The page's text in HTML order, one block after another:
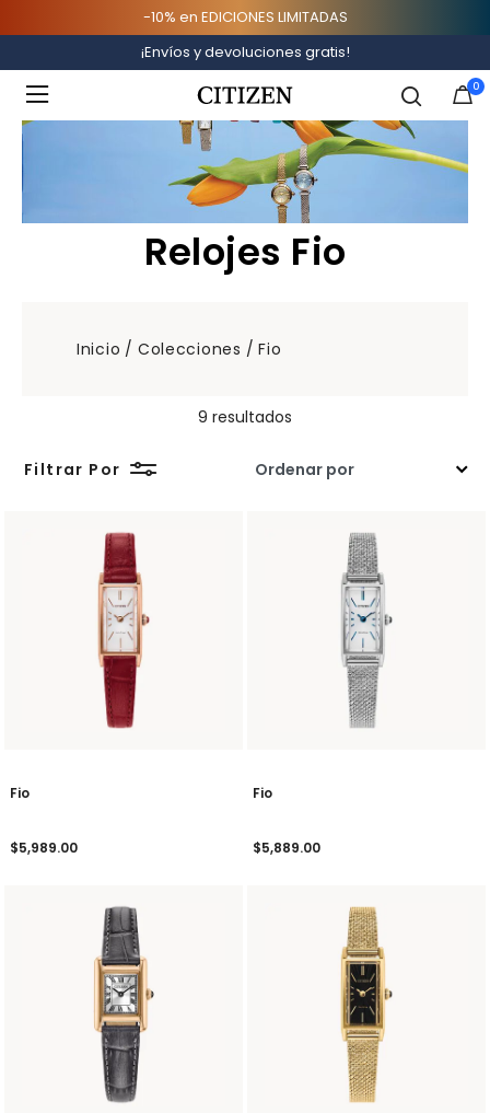
-10% en EDICIONES LIMITADAS
¡Envíos y devoluciones gratis!
0
Relojes Fio
Inicio Colecciones Fio
9 resultados
Filtrar Por
Fio
$5,989.00
Fio
$5,889.00
Manage Wishlist